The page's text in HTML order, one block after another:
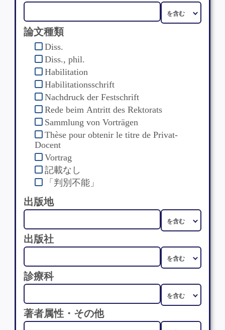
論文種類
Diss.
Diss., phil.
Habilitation
Habilitationsschrift
Nachdruck der Festschrift
Rede beim Antritt des Rektorats
Sammlung von Vorträgen
Thèse pour obtenir le titre de Privat-
Docent
Vortrag
記載なし
「判別不能」
出版地
出版社
診療科
著者属性・その他